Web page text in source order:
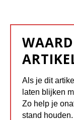
Als je dit
laten blijken
Zo help je
stand houden.